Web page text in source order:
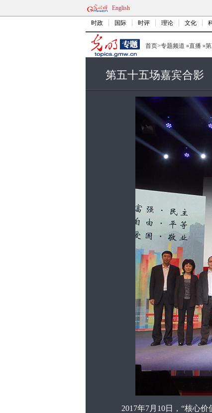
English
时政 国际 时评 理论 文化
首页>专题频道 »直播 »
第五十五场嘉宾合影
2017年7月10日，“核心价